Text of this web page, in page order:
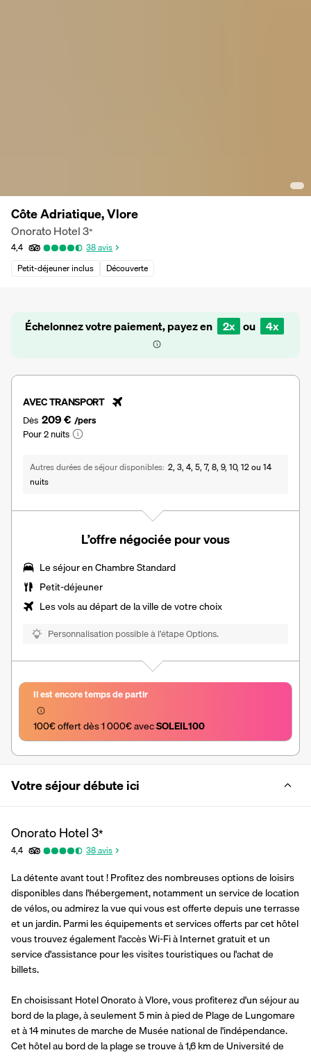
Côte Adriatique, Vlore
Onorato Hotel3*
4,4 38avis
Petit-déjeuner inclus
Découverte
Échelonnez votre paiement, payez en 2x ou 4x
AVEC TRANSPORT
Dès 209 € /pers
Pour 2 nuits
Autres durées de séjour disponibles 2, 3, 4, 5, 7, 8, 9, 10, 12 ou 14
nuits
L’offre négociée pour vous
Le séjour en Chambre Standard
Petit-déjeuner
Les vols au départ de la ville de votre choix
Personnalisation possible à l’étape Options.
Il est encore temps de partir
100€ offert dès 1 000€ avec SOLEIL100
Votre séjour débute ici
Onorato Hotel3*
4,4 38avis
La détente avant tout ! Profitez des nombreuses options de loisirs
disponibles dans l'hébergement, notamment un service de location
de vélos, ou admirez la vue qui vous est offerte depuis une terrasse
et un jardin. Parmi les équipements et services offerts par cet hôtel
vous trouvez également l'accès Wi-Fi à Internet gratuit et un
service d'assistance pour les visites touristiques ou l'achat de
billets.
En choisissant Hotel Onorato à Vlore, vous profiterez d'un séjour au
bord de la plage, à seulement 5 min à pied de Plage de Lungomare
et à 14 minutes de marche de Musée national de l'indépendance.
Cet hôtel au bord de la plage se trouve à 1,6 km de Université de